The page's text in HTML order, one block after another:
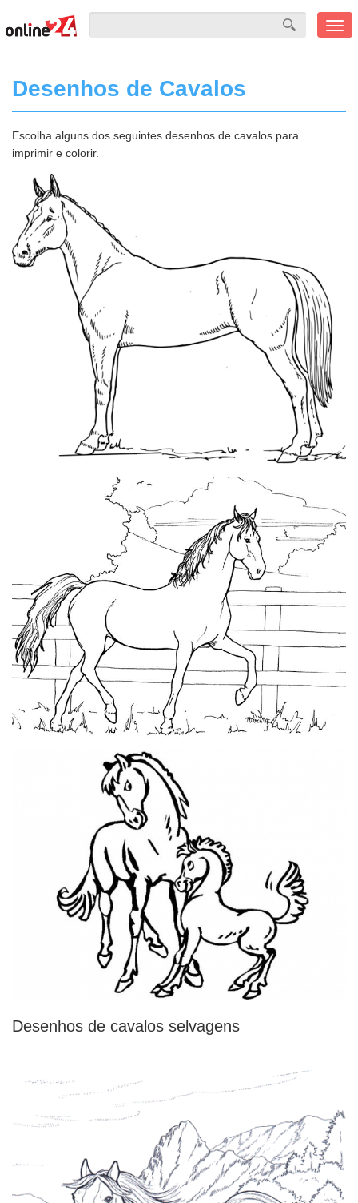
Desenhos de Cavalos
Escolha alguns dos seguintes desenhos de cavalos para
imprimir e colorir.
Desenhos de cavalos selvagens